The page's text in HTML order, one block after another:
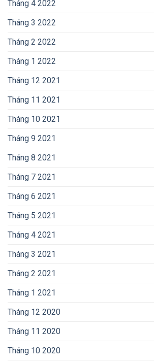
Tháng 4 2022
Tháng 3 2022
Tháng 2 2022
Tháng 1 2022
Tháng 12 2021
Tháng 11 2021
Tháng 10 2021
Tháng 9 2021
Tháng 8 2021
Tháng 7 2021
Tháng 6 2021
Tháng 5 2021
Tháng 4 2021
Tháng 3 2021
Tháng 2 2021
Tháng 1 2021
Tháng 12 2020
Tháng 11 2020
Tháng 10 2020